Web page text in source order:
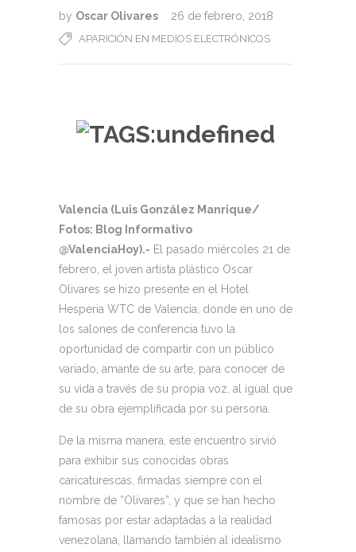
by Oscar Olivares 26 de febrero, 2018
APARICIÓN EN MEDIOS ELECTRÓNICOS
Valencia (Luis González Manrique/
Fotos: Blog Informativo
@ValenciaHoy).- El pasado miércoles 21 de
febrero, el joven artista plástico Oscar
Olivares se hizo presente en el Hotel
Hesperia WTC de Valencia, donde en uno de
los salones de conferencia tuvo la
oportunidad de compartir con un público
variado, amante de su arte, para conocer de
su vida a través de su propia voz, al igual que
de su obra ejemplificada por su persona.
De la misma manera, este encuentro sirvió
para exhibir sus conocidas obras
caricaturescas, firmadas siempre con el
nombre de “Olivares”, y que se han hecho
famosas por estar adaptadas a la realidad
venezolana, llamando también al idealismo